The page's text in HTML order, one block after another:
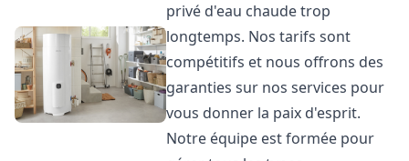
privé d'eau chaude trop
longtemps. Nos tarifs sont
compétitifs et nous offrons des
garanties sur nos services pour
vous donner la paix d'esprit.
Notre équipe est formée pour